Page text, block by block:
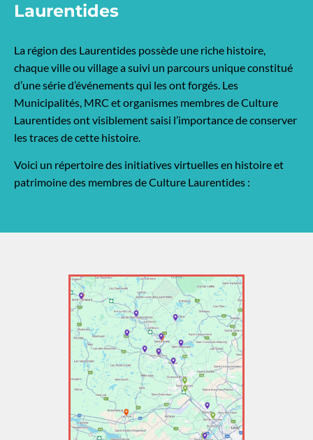
Laurentides
La région des Laurentides possède une riche histoire,
chaque ville ou village a suivi un parcours unique constitué
d’une série d’événements qui les ont forgés. Les
Municipalités, MRC et organismes membres de Culture
Laurentides ont visiblement saisi l’importance de conserver
les traces de cette histoire.
Voici un répertoire des initiatives virtuelles en histoire et
patrimoine des membres de Culture Laurentides :